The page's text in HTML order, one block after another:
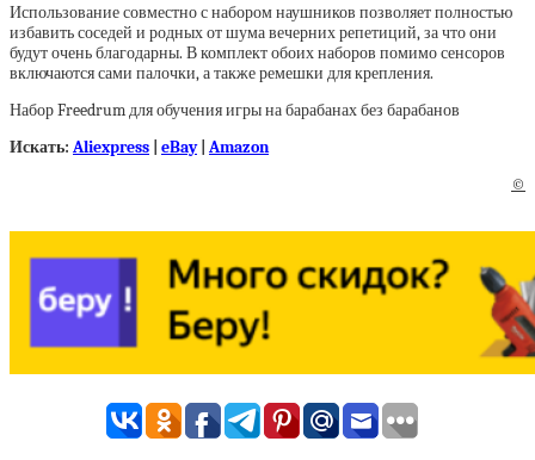
Использование совместно с набором наушников позволяет полностью
избавить соседей и родных от шума вечерних репетиций, за что они
будут очень благодарны. В комплект обоих наборов помимо сенсоров
включаются сами палочки, а также ремешки для крепления.
Набор Freedrum для обучения игры на барабанах без барабанов
Искать: Aliexpress eBay| Amazon
©